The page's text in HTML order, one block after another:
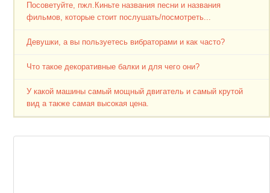
Посоветуйте, пжл.Киньте названия песни и названия
фильмов, которые стоит послушать/посмотреть...
Девушки, а вы пользуетесь вибраторами и как часто?
Что такое декоративные балки и для чего они?
У какой машины самый мощный двигатель и самый крутой
вид а также самая высокая цена.